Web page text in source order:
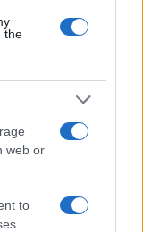
the
web or
to
συμφωνίας
η
από
άλλης